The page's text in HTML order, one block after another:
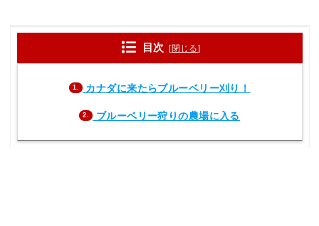
目次 [閉じる]
1. カナダに来たらブルーベリー刈り！
2. ブルーベリー狩りの農場に入る